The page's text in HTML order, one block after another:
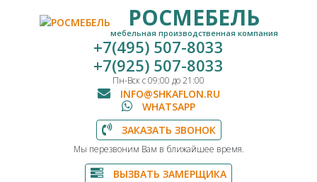
РОСМЕБЕЛЬ
мебельная производственная компания
+7(495) 507-8033
+7(925) 507-8033
Пн-Вск с 09:00 до 21:00
INFO@SHKAFLON.RU
WHATSAPP
ЗАКАЗАТЬ ЗВОНОК
Мы перезвоним Вам в ближайшее время.
ВЫЗВАТЬ ЗАМЕРЩИКА